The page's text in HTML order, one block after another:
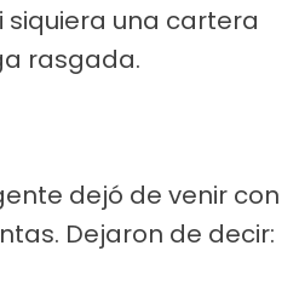
siquiera una cartera
rasgada.
dejó de venir con
Dejaron de decir: